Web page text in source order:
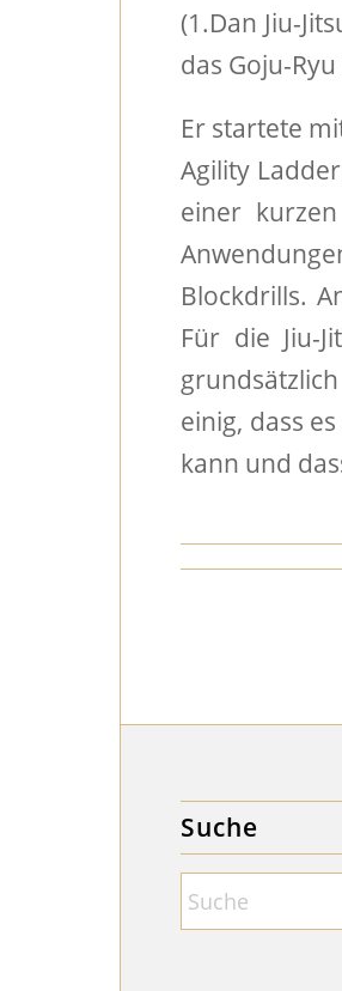
(1.Dan Jiu-
das Goju-
Er startete
Agility
einer
Blockdrills.
Für die Jiu-
einig, dass
kann und
Suche